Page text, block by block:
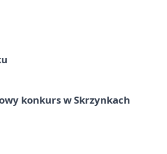
konkurs w Skrzynkach